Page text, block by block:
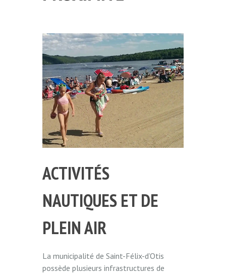
ACTIVITÉS
NAUTIQUES ET DE
PLEIN AIR
La municipalité de Saint-Félix-d’Otis
possède plusieurs infrastructures de